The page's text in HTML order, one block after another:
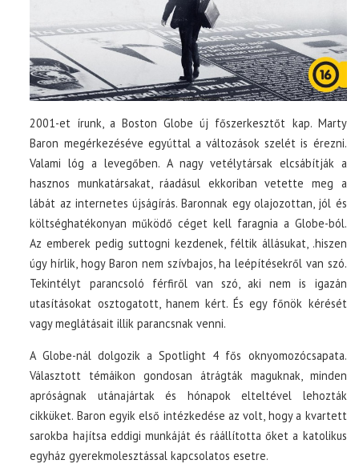
2001-et írunk, a Boston Globe új főszerkesztőt kap. Marty
Baron megérkezéséve egyúttal a változások szelét is érezni.
Valami lóg a levegőben. A nagy vetélytársak elcsábítják a
hasznos munkatársakat, ráadásul ekkoriban vetette meg a
lábát az internetes újságírás. Baronnak egy olajozottan, jól és
költséghatékonyan működő céget kell faragnia a Globe-ból.
Az emberek pedig suttogni kezdenek, féltik állásukat, .hiszen
úgy hírlik, hogy Baron nem szívbajos, ha leépítésekről van szó.
Tekintélyt parancsoló férfiről van szó, aki nem is igazán
utasításokat osztogatott, hanem kért. És egy főnök kérését
vagy meglátásait illik parancsnak venni.
A Globe-nál dolgozik a Spotlight 4 fős oknyomozócsapata.
Választott témáikon gondosan átrágták maguknak, minden
apróságnak utánajártak és hónapok elteltével lehozták
cikküket. Baron egyik első intézkedése az volt, hogy a kvartett
sarokba hajítsa eddigi munkáját és ráállította őket a katolikus
egyház gyerekmolesztással kapcsolatos esetre.